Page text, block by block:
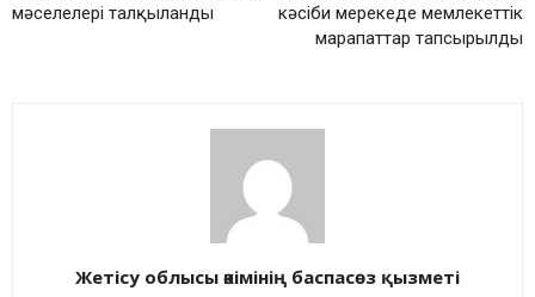
мәселелері талқыланды
кәсіби мерекеде мемлекеттік
марапаттар тапсырылды
Жетісу облысы әкімінің баспасөз қызметі